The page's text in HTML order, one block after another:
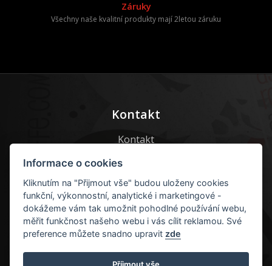
Informace o cookies
Kliknutím na "Přijmout vše" budou uloženy cookies
funkční, výkonnostní, analytické i marketingové -
dokážeme vám tak umožnit pohodlné používání webu,
měřit funkčnost našeho webu i vás cílit reklamou. Své
preference můžete snadno upravit zde
Záruky
Všechny naše kvalitní produkty mají 2letou záruku
Kontakt
Kontakt
Kontaktní formulář
E-mail:info@guru-caffe.cz
+420 605 55 77 22